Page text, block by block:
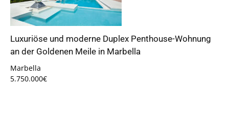
Luxuriöse und moderne Duplex Penthouse-Wohnung
an der Goldenen Meile in Marbella
Marbella
5.750.000€